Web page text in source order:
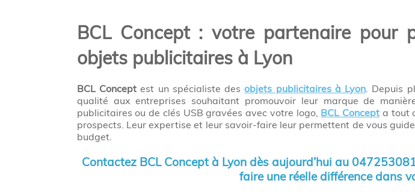
BCL Concept : votre partenaire pour
objets publicitaires à Lyon
BCL Conceptest un spécialiste desobjets publicitaires à Lyon. Depuis
qualité aux entreprises souhaitant promouvoir leur marque de
publicitaires ou de clés USB gravées avec votre logo, BCL Concept a tout
prospects. Leur expertise et leur savoir-faire leur permettent de vous
budget.
Contactez BCL Concept à Lyon dès aujourd’hui au
faire une réelle différence dans